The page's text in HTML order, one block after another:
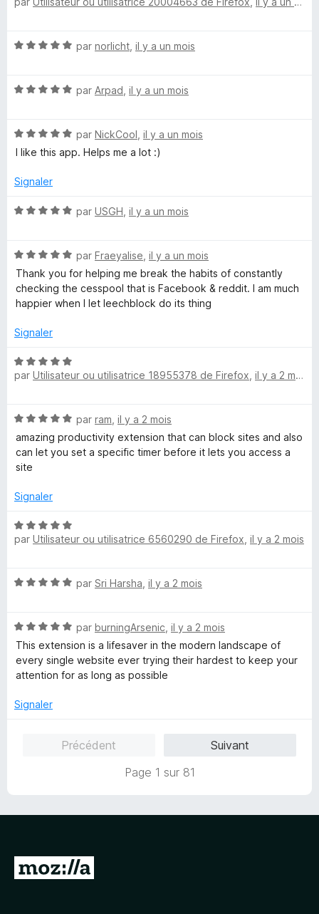
5
5
r
o
5
r
N
é
u
r
par norlicht il y a un mois
N
é
5
u
5
par Arpad il y a un mois
N
o
é
s
5
par NickCool il y a un mois
I like this app. Helps me a lot :)
Signaler
N
é
5
s
u
5
par USGH il y a un mois
N
o
t
é
s
r
5
par Fraeyalise il y a un mois
Thank you for helping me break the habits of constantly
checking the cesspool that is Facebook & reddit. I am much
happier when I let leechblock do its thing
Signaler
N
o
5
s
u
r
par Utilisateur ou utilisatrice 18955378 de Firefox il y a 2 mois
N
o
t
é
s
r
5
par ram il y a 2 mois
amazing productivity extension that can block sites and also
can let you set a specific timer before it lets you access a
site
Signaler
N
o
5
r
5
par Utilisateur ou utilisatrice 6560290 de Firefox il y a 2 mois
N
é
5
s
u
5
par Sri Harsha il y a 2 mois
N
o
t
é
s
par burningArsenic il y a 2 mois
This extension is a lifesaver in the modern landscape of
every single website ever trying their hardest to keep your
attention for as long as possible
Signaler
Précédent
Suivant
Page 1 sur 81
A